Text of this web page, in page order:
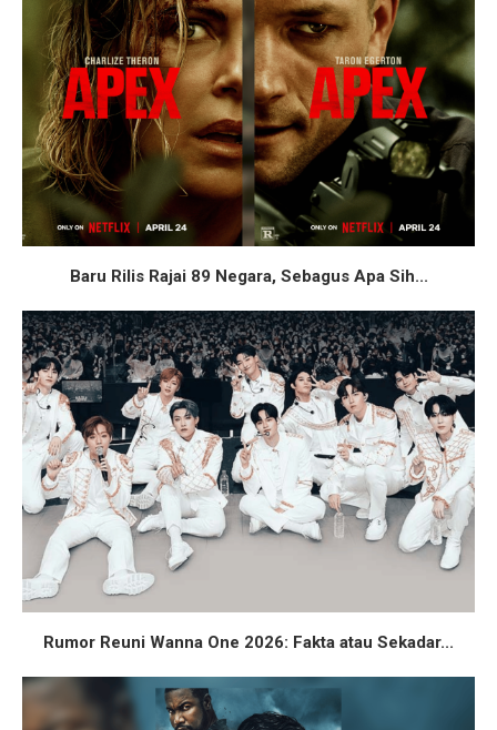
Baru Rilis Rajai 89 Negara, Sebagus Apa Sih...
Rumor Reuni Wanna One 2026: Fakta atau Sekadar...